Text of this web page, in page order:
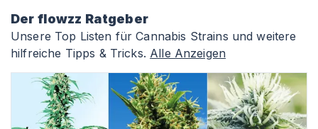
Der flowzz Ratgeber
Unsere Top Listen für Cannabis Strains und weitere
hilfreiche Tipps & Tricks. Alle Anzeigen